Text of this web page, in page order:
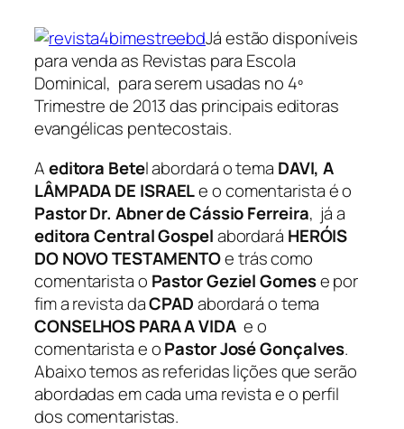
Já estão disponíveis
para venda as Revistas para Escola
Dominical, para serem usadas no 4º
Trimestre de 2013 das principais editoras
evangélicas pentecostais.
Aeditora Betel abordará o tema DAVI, A
LÂMPADA DE ISRAELe o comentarista é o
Pastor Dr. Abner de Cássio Ferreira, já a
editora Central Gospelabordará HERÓIS
DO NOVO TESTAMENTOe trás como
comentarista o Pastor Geziel Gomese por
fim a revista daCPADabordará o tema
CONSELHOS PARA A VIDA e o
comentarista e oPastor José Gonçalves.
Abaixo temos as referidas lições que serão
abordadas em cada uma revista e o perfil
dos comentaristas.